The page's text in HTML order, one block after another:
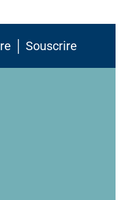
│ Souscrire